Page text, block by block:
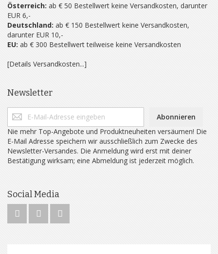
Österreich: ab € 50 Bestellwert keine Versandkosten, darunter
EUR 6,-
Deutschland: ab € 150 Bestellwert keine Versandkosten,
darunter EUR 10,-
EU: ab € 300 Bestellwert teilweise keine Versandkosten
[Details Versandkosten...]
Newsletter
Abonnieren
Nie mehr Top-Angebote und Produktneuheiten versäumen! Die
E-Mail Adresse speichern wir ausschließlich zum Zwecke des
Newsletter-Versandes. Die Anmeldung wird erst mit deiner
Bestätigung wirksam; eine Abmeldung ist jederzeit möglich.
Social Media